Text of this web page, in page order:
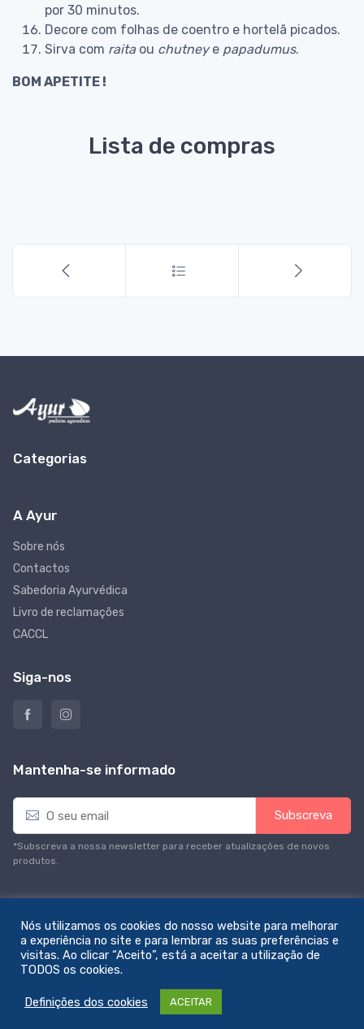
por 30 minutos.
Decore com folhas de coentro e hortelã picados.
Sirva com raitaou chutneye papadumus.
BOM APETITE !
Lista de compras
Categorias
A Ayur
Sobre nós
Contactos
Sabedoria Ayurvédica
Livro de reclamações
CACCL
Siga-nos
Mantenha-se informado
E
a
i
l
Subscreva
*Subscreva a nossa newsletter para receber atualizações de novos
produtos.
© All rights reserved. Feito com amor porzemstudio
Nós utilizamos os cookies do nosso website para melhorar
a experiência no site e para lembrar as suas preferências e
visitas. Ao clicar “Aceito”, está a aceitar a utilização de
TODOS os cookies.
Definições dos cookies ACEITAR